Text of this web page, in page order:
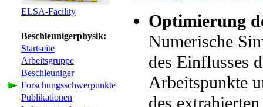
ELSA-Facility
Beschleunigerphysik:
Startseite
Arbeitsgruppe
Beschleuniger
Forschungsschwerpunkte
Publikationen
Optimierung
Numerische
des Einflusses
Arbeitspunkte